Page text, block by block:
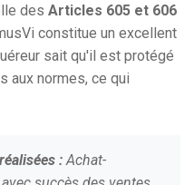
des Articles 605 et 606
constitue un excellent
sait qu'il est protégé
aux normes, ce qui
: Achat-